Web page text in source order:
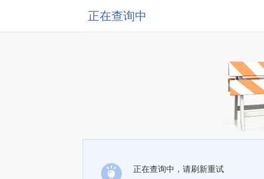
正在查询中
正在查询中，请刷新重试